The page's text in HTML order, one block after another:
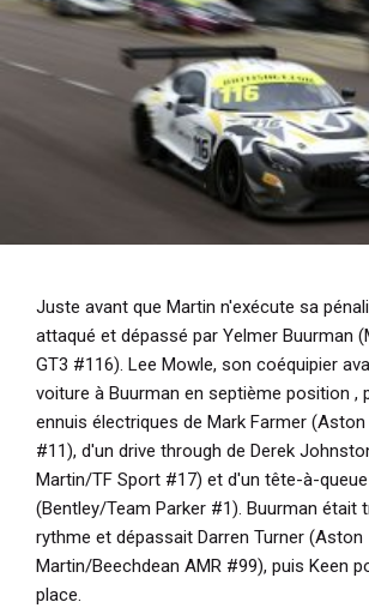
Juste avant que Martin n'exécute sa
attaqué et dépassé par Yelmer Buurman
GT3 #116). Lee Mowle, son coéquipier
voiture à Buurman en septième position ,
ennuis électriques de Mark Farmer
#11), d'un drive through de Derek
Martin/TF Sport #17) et d'un tête-à-
(Bentley/Team Parker #1). Buurman était
rythme et dépassait Darren Turner (Aston
Martin/Beechdean AMR #99), puis Keen
place.